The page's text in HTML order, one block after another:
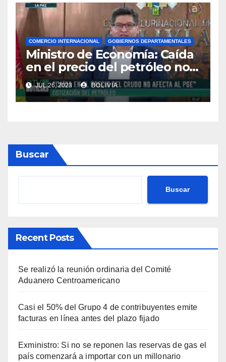
Transporte
COMERCIO INTERNACIONAL GOBIERNOS DEPARTAMENTALES
Ministro de Economía: Caída
en el precio del petróleo no
afecta al PGE de Bolivia
JUL 26, 2023 BOLIVIA
Buscar
Buscar
Recent Posts
Se realizó la reunión ordinaria del Comité
Aduanero Centroamericano
Casi el 50% del Grupo 4 de contribuyentes emite
facturas en línea antes del plazo fijado
Exministro: Si no se reponen las reservas de gas el
país comenzará a importar con un millonario